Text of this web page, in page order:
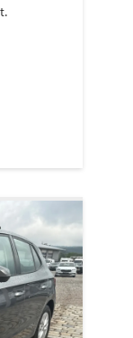
(PDF)
parken